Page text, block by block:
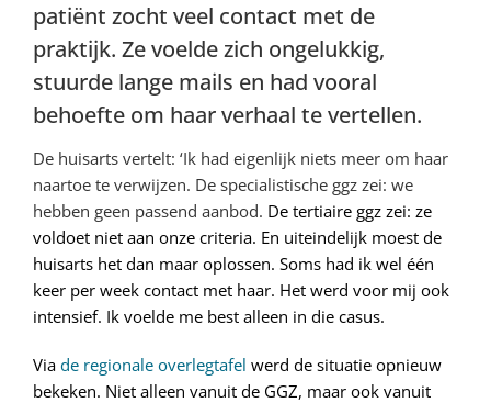
patiënt zocht veel contact met de
praktijk. Ze voelde zich ongelukkig,
stuurde lange mails en had vooral
behoefte om haar verhaal te vertellen.
De huisarts vertelt: ‘Ik had eigenlijk niets meer om haar
naartoe te verwijzen. De specialistische ggz zei: we
hebben geen passend aanbod. De tertiaire ggz zei: ze
voldoet niet aan onze criteria. En uiteindelijk moest de
huisarts het dan maar oplossen. Soms had ik wel één
keer per week contact met haar. Het werd voor mij ook
intensief. Ik voelde me best alleen in die casus.
Via de regionale overlegtafel werd de situatie opnieuw
bekeken. Niet alleen vanuit de GGZ, maar ook vanuit